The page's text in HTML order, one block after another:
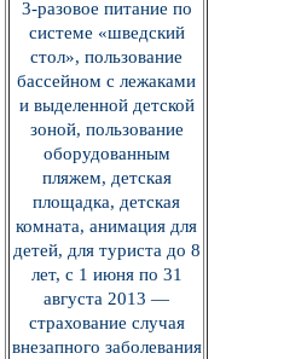
3-разовое питание по
системе «шведский
стол», пользование
бассейном с лежаками
и выделенной детской
зоной, пользование
оборудованным
пляжем, детская
площадка, детская
комната, анимация для
детей, для туриста до 8
лет, с 1 июня по 31
августа 2013 —
страхование случая
внезапного заболевания